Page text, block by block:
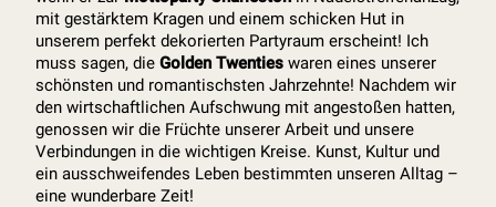
mit gestärktem Kragen und einem schicken Hut in
unserem perfekt dekorierten Partyraum erscheint! Ich
muss sagen, dieGolden Twenties waren eines unserer
schönsten und romantischsten Jahrzehnte! Nachdem wir
den wirtschaftlichen Aufschwung mit angestoßen hatten,
genossen wir die Früchte unserer Arbeit und unsere
Verbindungen in die wichtigen Kreise. Kunst, Kultur und
ein ausschweifendes Leben bestimmten unseren Alltag –
eine wunderbare Zeit!